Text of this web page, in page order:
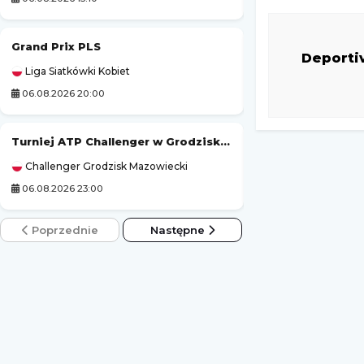
Grand Prix PLS
Liga Siatkówki Kobiet
06.08.2026 20:00
Turniej ATP Challenger w Grodzisku Mazowieckim
Challenger Grodzisk Mazowiecki
06.08.2026 23:00
Poprzednie Następne